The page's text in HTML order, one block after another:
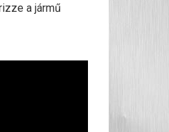
a jármű